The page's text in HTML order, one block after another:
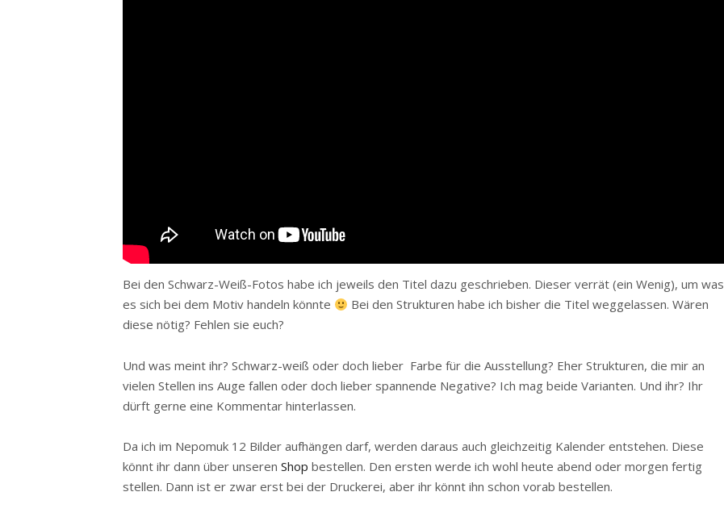
Bei den Schwarz-Weiß-Fotos habe ich jeweils den Titel dazu geschrieben. Dieser verrät (ein Wenig), um was
es sich bei dem Motiv handeln könnte
Bei den Strukturen habe ich bisher die Titel weggelassen. Wären
diese nötig? Fehlen sie euch?
Und was meint ihr? Schwarz-weiß oder doch lieber Farbe für die Ausstellung? Eher Strukturen, die mir an
vielen Stellen ins Auge fallen oder doch lieber spannende Negative? Ich mag beide Varianten. Und ihr? Ihr
dürft gerne eine Kommentar hinterlassen.
Da ich im Nepomuk 12 Bilder aufhängen darf, werden daraus auch gleichzeitig Kalender entstehen. Diese
könnt ihr dann über unseren Shop bestellen. Den ersten werde ich wohl heute abend oder morgen fertig
stellen. Dann ist er zwar erst bei der Druckerei, aber ihr könnt ihn schon vorab bestellen.